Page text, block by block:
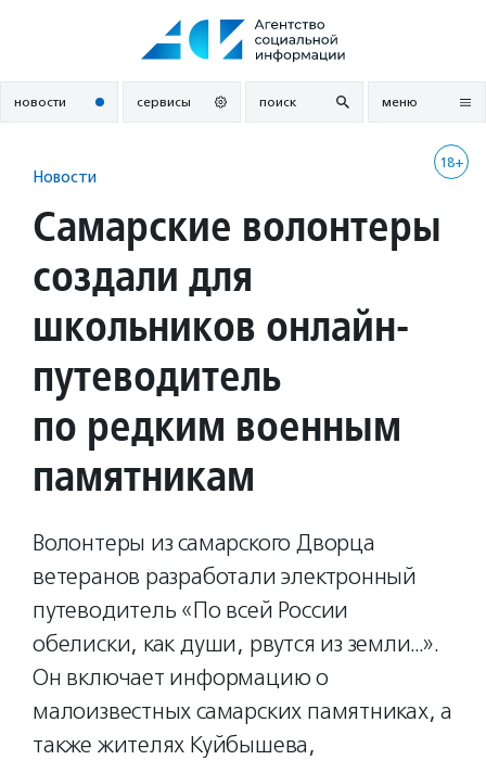
новости сервисы поиск меню
18+
Новости
Самарские волонтеры
создали для
школьников онлайн-
путеводитель
по редким военным
памятникам
Волонтеры из самарского Дворца
ветеранов разработали электронный
путеводитель «По всей России
обелиски, как души, рвутся из земли…».
Он включает информацию о
малоизвестных самарских памятниках, а
также жителях Куйбышева,